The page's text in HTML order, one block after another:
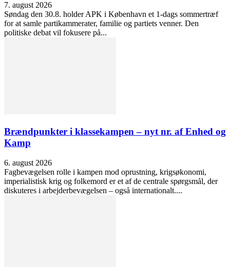
7. august 2026
Søndag den 30.8. holder APK i København et 1-dags sommertræf
for at samle partikammerater, familie og partiets venner. Den
politiske debat vil fokusere på...
Brændpunkter i klassekampen – nyt nr. af Enhed og
Kamp
6. august 2026
Fagbevægelsen rolle i kampen mod oprustning, krigsøkonomi,
imperialistisk krig og folkemord er et af de centrale spørgsmål, der
diskuteres i arbejderbevægelsen – også internationalt....